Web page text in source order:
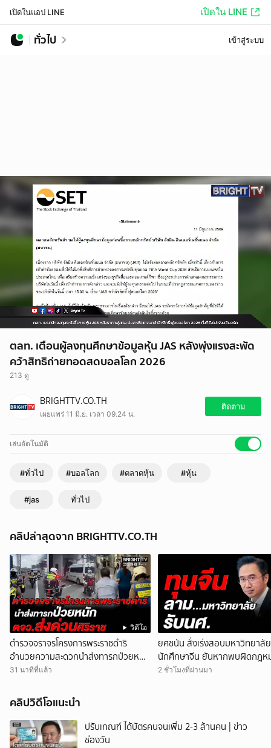
เปิดในแอป LINE เปิดใน LINE
ทั่วไป เข้าสู่ระบบ
ตลท. เตือนผู้ลงทุนศึกษาข้อมูลหุ้น JAS หลังพุ่งแรงสะพัด
คว้าสิทธิถ่ายทอดสดบอลโลก 2026
213 ดู
BRIGHTTV.CO.TH
เผยแพร่ 11 มิ.ย. เวลา 09.24 น.
ติดตาม
เล่นอัตโนมัติ
#ทั่วไป #บอลโลก #ตลาดหุ้น #หุ้น
#jas ทั่วไป
คลิปล่าสุดจาก BRIGHTTV.CO.TH
วิดีโอ
ตำรวจจราจรโครงการพระราชดำริ
อำนวยความสะดวกนำส่งทารกป่วยหนัก
จาก รพ.ชลบุรี ถึง รพ.ศิริราช
31 นาทีที่แล้ว
ยศชนัน สั่งเร่งสอบมหาวิทยาลั
นักศึกษาจีน ยันหากพบผิดกฎห
มาตรฐานพร้อมฟันไม่เว้น
2 ชั่วโมงที่ผ่านมา
คลิปวิดีโอแนะนำ
ปรับเกณฑ์ ได้บัตรคนจนเพิ่ม 2-3 ล้านคน | ข่าว
ช่องวัน